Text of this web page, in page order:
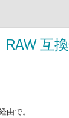
互
由で。